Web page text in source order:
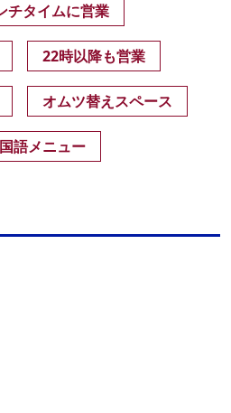
チタイムに営業
22時以降も営業
オムツ替えスペース
語メニュー